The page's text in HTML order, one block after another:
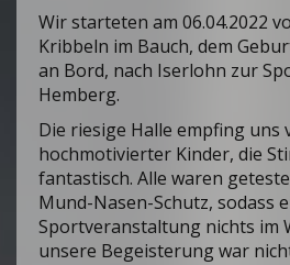
Wir starteten am 06.04.2022
Kribbeln im Bauch, dem
an Bord, nach Iserlohn zur
Hemberg.
Die riesige Halle empfing uns
hochmotivierter Kinder, die
fantastisch. Alle waren
Mund-Nasen-Schutz, sodass
Sportveranstaltung nichts im
unsere Begeisterung war